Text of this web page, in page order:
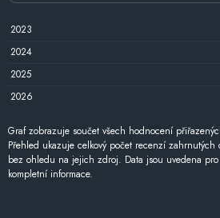
2023
2024
2025
2026
Graf zobrazuje součet všech hodnocení
Přehled ukazuje celkový počet recenzí
bez ohledu na jejich zdroj. Data jsou uvedena
kompletní informace.